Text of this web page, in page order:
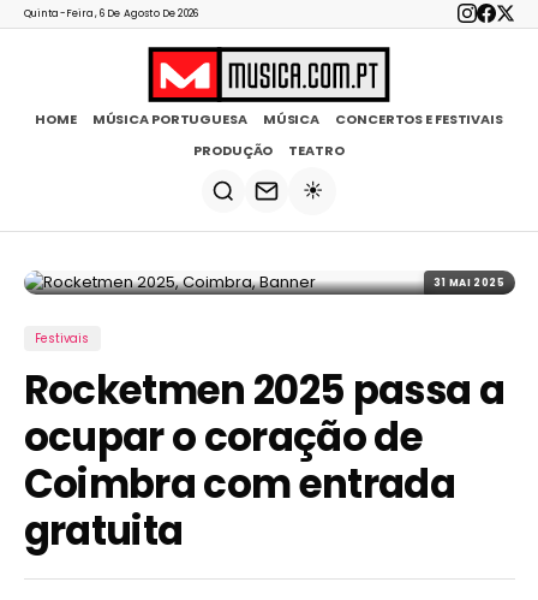
Quinta-Feira, 6 De Agosto De 2026
HOME MÚSICA PORTUGUESA MÚSICA
CONCERTOS E FESTIVAIS
PRODUÇÃO
TEATRO
☀️
31 MAI 2025
Festivais
Rocketmen 2025 passa a
ocupar o coração de
Coimbra com entrada
gratuita